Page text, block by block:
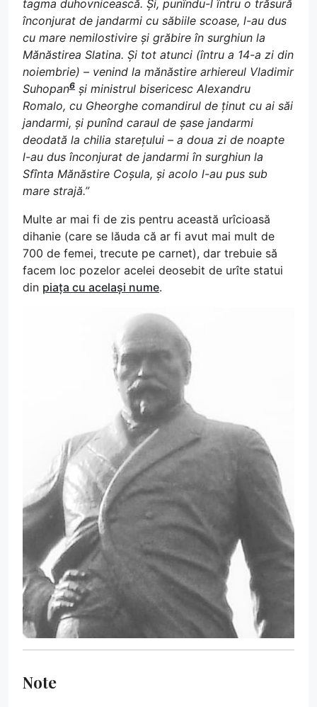
tagma duhovnicească. Și, punîndu-l întru o trăsură
înconjurat de jandarmi cu săbiile scoase, l-au dus
cu mare nemilostivire și grăbire în surghiun la
Mănăstirea Slatina. Și tot atunci (întru a 14-a zi din
noiembrie) – venind la mănăstire arhiereul Vladimir
Suhopan6 și ministrul bisericesc Alexandru
Romalo, cu Gheorghe comandirul de ținut cu ai săi
jandarmi, și punînd caraul de șase jandarmi
deodată la chilia starețului – a doua zi de noapte
l-au dus înconjurat de jandarmi în surghiun la
Sfînta Mănăstire Coșula, și acolo l-au pus sub
mare strajă.”
Multe ar mai fi de zis pentru această urîcioasă
dihanie (care se lăuda că ar fi avut mai mult de
700 de femei, trecute pe carnet), dar trebuie să
facem loc pozelor acelei deosebit de urîte statui
din piața cu același nume.
Note